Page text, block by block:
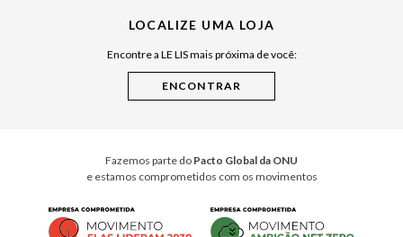
Cuidados Casa
LOCALIZE UMA LOJA
Encontre a LE LIS mais próxima de você:
Fazemos parte do Pacto Global da ONU
e estamos comprometidos com os movimentos